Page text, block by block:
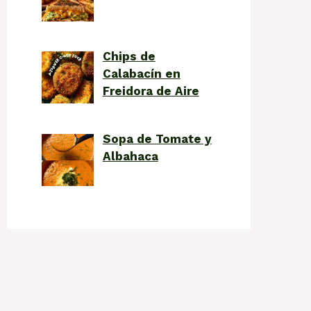
Chips de
Calabacín en
Freidora de Aire
Sopa de Tomate y
Albahaca